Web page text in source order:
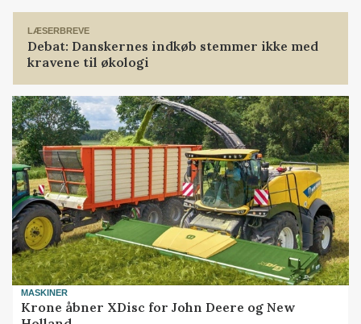
LÆSERBREVE
Debat: Danskernes indkøb stemmer ikke med
kravene til økologi
MASKINER
Krone åbner XDisc for John Deere og New